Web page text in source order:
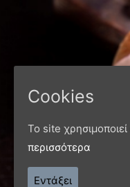
Cookies
Το site
περισσότερα
Εντάξει